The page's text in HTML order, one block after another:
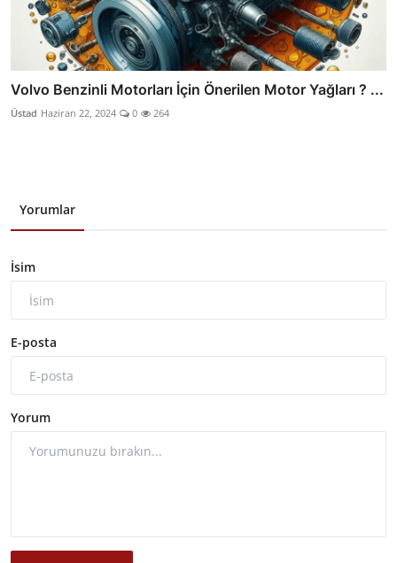
Volvo Benzinli Motorları İçin Önerilen Motor Yağları ? ...
Üstad Haziran 22, 2024 0 264
Yorumlar
İsim
E-posta
Yorum